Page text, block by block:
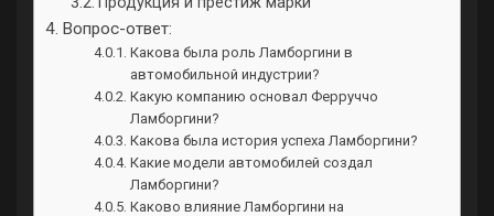
Вопрос-ответ:
Какова была роль Ламборгини в
автомобильной индустрии?
Какую компанию основал Ферруччо
Ламборгини?
Какова была история успеха Ламборгини?
Какие модели автомобилей создал
Ламборгини?
Каково влияние Ламборгини на